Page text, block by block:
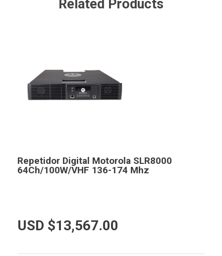
Related Products
Repetidor Digital Motorola SLR8000
64Ch/100W/VHF 136-174 Mhz
USD $13,567.00